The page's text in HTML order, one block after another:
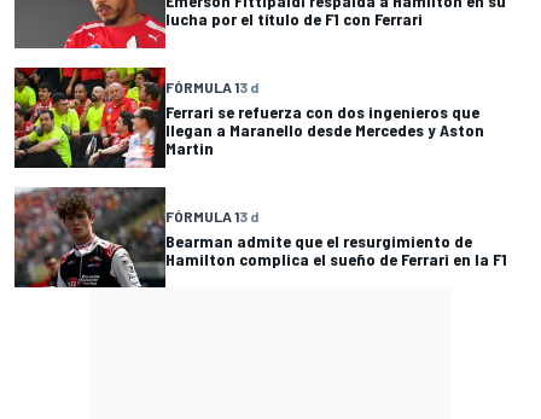
lucha por el título de F1 con Ferrari
FÓRMULA 13 d
Ferrari se refuerza con dos ingenieros que
llegan a Maranello desde Mercedes y Aston
Martin
FÓRMULA 13 d
Bearman admite que el resurgimiento de
Hamilton complica el sueño de Ferrari en la F1